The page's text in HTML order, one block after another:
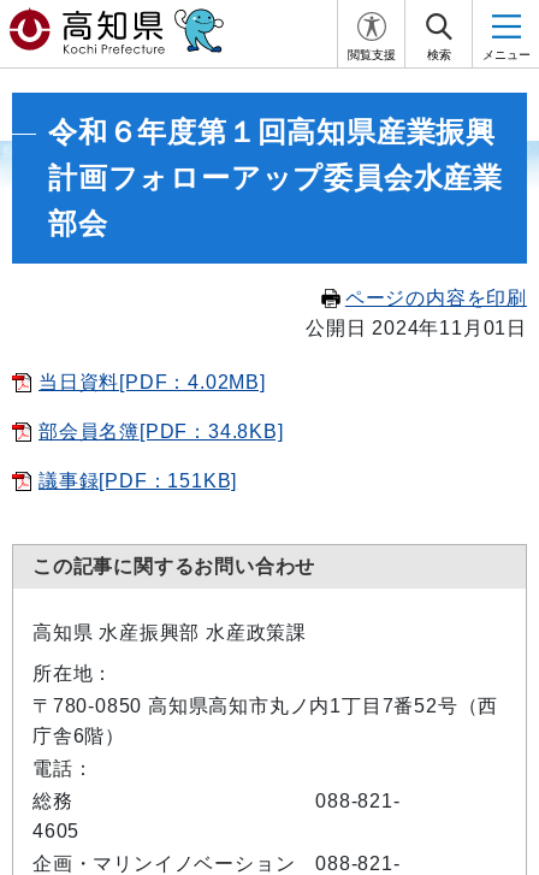
閲覧支援 検索 メニュー
令和６年度第１回高知県産業振興
計画フォローアップ委員会水産業
部会
ページの内容を印刷
公開日 2024年11月01日
当日資料[PDF：4.02MB]
部会員名簿[PDF：34.8KB]
議事録[PDF：151KB]
この記事に関するお問い合わせ
高知県 水産振興部 水産政策課
所在地：
〒780-0850 高知県高知市丸ノ内1丁目7番52号（西
庁舎6階）
電話：
総務 088-821-
4605
企画・マリンイノベーション 088-821-